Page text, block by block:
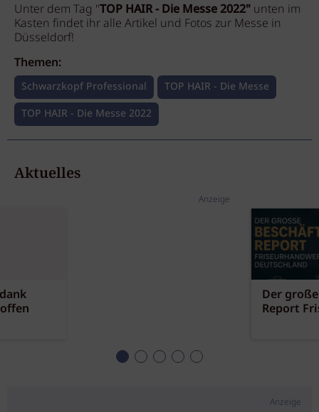
Unter dem Tag "TOP HAIR - Die Messe 2022" unten im
Kasten findet ihr alle Artikel und Fotos zur Messe in
Düsseldorf!
Themen:
Schwarzkopf Professional
TOP HAIR - Die Messe
TOP HAIR - Die Messe 2022
Aktuelles
Anzeige
Der
Report
Anzeige